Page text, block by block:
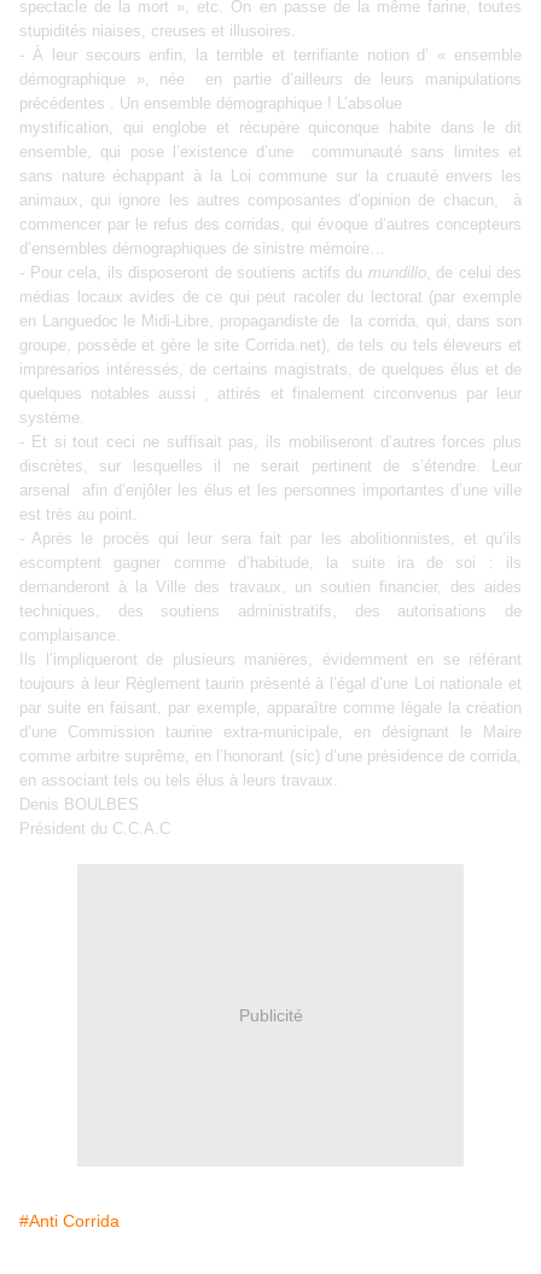
spectacle de la mort », etc. On en passe de la même farine, toutes
stupidités niaises, creuses et illusoires.
- À leur secours enfin, la terrible et terrifiante notion d’ « ensemble
démographique », née en partie d’ailleurs de leurs manipulations
précédentes . Un ensemble démographique ! L’absolue
mystification, qui englobe et récupère quiconque habite dans le dit
ensemble, qui pose l’existence d’une communauté sans limites et
sans nature échappant à la Loi commune sur la cruauté envers les
animaux, qui ignore les autres composantes d’opinion de chacun, à
commencer par le refus des corridas, qui évoque d’autres concepteurs
d’ensembles démographiques de sinistre mémoire…
- Pour cela, ils disposeront de soutiens actifs du mundillo, de celui des
médias locaux avides de ce qui peut racoler du lectorat (par exemple
en Languedoc le Midi-Libre, propagandiste de la corrida, qui, dans son
groupe, possède et gère le site Corrida.net), de tels ou tels éleveurs et
impresarios intéressés, de certains magistrats, de quelques élus et de
quelques notables aussi , attirés et finalement circonvenus par leur
système.
- Et si tout ceci ne suffisait pas, ils mobiliseront d’autres forces plus
discrètes, sur lesquelles il ne serait pertinent de s’étendre. Leur
arsenal afin d’enjôler les élus et les personnes importantes d’une ville
est très au point.
- Après le procès qui leur sera fait par les abolitionnistes, et qu’ils
escomptent gagner comme d’habitude, la suite ira de soi : ils
demanderont à la Ville des travaux, un soutien financier, des aides
techniques, des soutiens administratifs, des autorisations de
complaisance.
Ils l’impliqueront de plusieurs manières, évidemment en se référant
toujours à leur Règlement taurin présenté à l’égal d’une Loi nationale et
par suite en faisant, par exemple, apparaître comme légale la création
d’une Commission taurine extra-municipale, en désignant le Maire
comme arbitre suprême, en l’honorant (sic) d’une présidence de corrida,
en associant tels ou tels élus à leurs travaux.
Denis BOULBES
Président du C.C.A.C
Publicité
#Anti Corrida